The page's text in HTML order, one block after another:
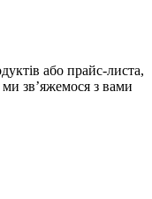
або прайс-листа,
зв’яжемося з вами